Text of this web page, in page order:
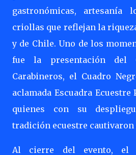
gastronómicas, artesanía
criollas que reflejan la
y de Chile. Uno de los
fue la presentación del
Carabineros, el Cuadro
aclamada Escuadra Ecuestre
quienes con su
tradición ecuestre cautivaron
Al cierre del evento, el